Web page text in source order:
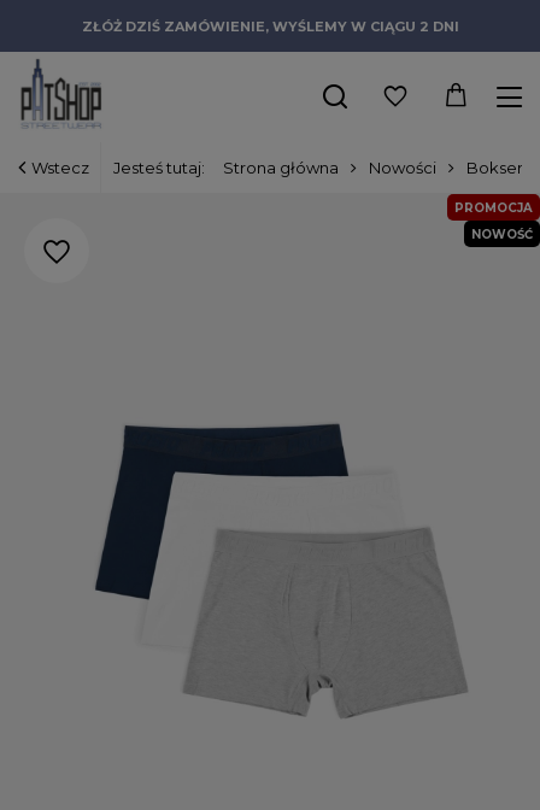
ZŁÓŻ DZIŚ ZAMÓWIENIE, WYŚLEMY W CIĄGU 2 DNI
Wstecz Jesteś tutaj: Strona główna Nowości Bokserki
PROMOCJA
NOWOŚĆ